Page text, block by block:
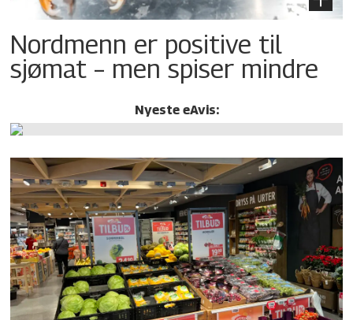
Nordmenn er positive til
sjømat – men spiser mindre
Nyeste eAvis: